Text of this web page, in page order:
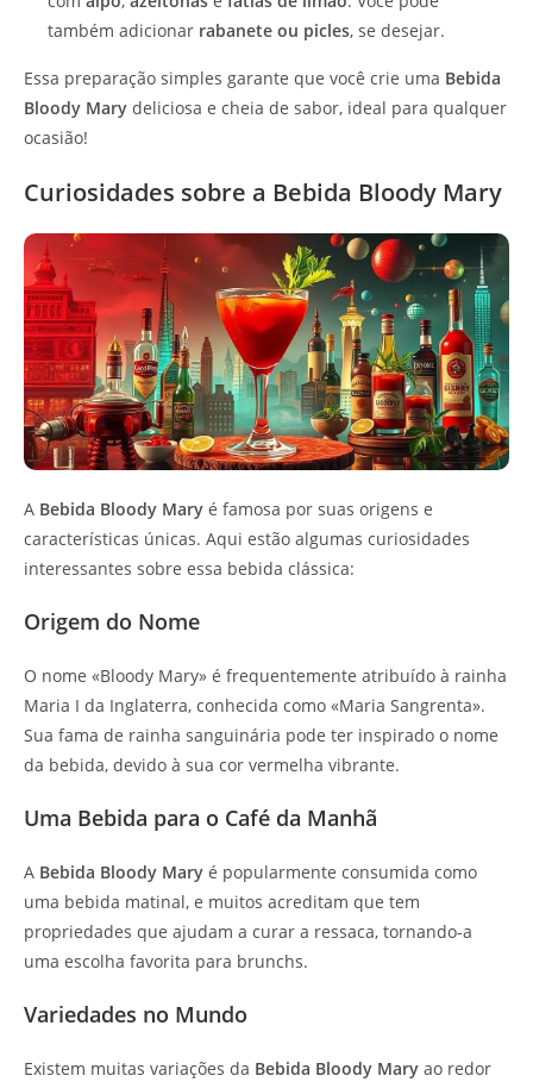
também adicionar rabanete ou picles, se desejar.
Essa preparação simples garante que você crie uma Bebida
Bloody Mary deliciosa e cheia de sabor, ideal para qualquer
ocasião!
Curiosidades sobre a Bebida Bloody Mary
A Bebida Bloody Mary é famosa por suas origens e
características únicas. Aqui estão algumas curiosidades
interessantes sobre essa bebida clássica:
Origem do Nome
O nome «Bloody Mary» é frequentemente atribuído à rainha
Maria I da Inglaterra, conhecida como «Maria Sangrenta».
Sua fama de rainha sanguinária pode ter inspirado o nome
da bebida, devido à sua cor vermelha vibrante.
Uma Bebida para o Café da Manhã
A Bebida Bloody Mary é popularmente consumida como
uma bebida matinal, e muitos acreditam que tem
propriedades que ajudam a curar a ressaca, tornando-a
uma escolha favorita para brunchs.
Variedades no Mundo
Existem muitas variações da Bebida Bloody Mary ao redor